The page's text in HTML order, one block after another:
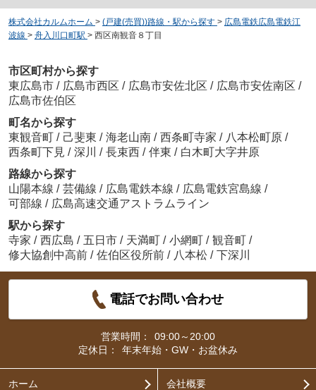
株式会社カルムホーム > (戸建(売買))路線・駅から探す > 広島電鉄広島電鉄江
波線 > 舟入川口町駅 > 西区南観音８丁目
市区町村から探す
東広島市 / 広島市西区 / 広島市安佐北区 / 広島市安佐南区 /
広島市佐伯区
町名から探す
東観音町 / 己斐東 / 海老山南 / 西条町寺家 / 八本松町原 /
西条町下見 / 深川 / 長束西 / 伴東 / 白木町大字井原
路線から探す
山陽本線 / 芸備線 / 広島電鉄本線 / 広島電鉄宮島線 /
可部線 / 広島高速交通アストラムライン
駅から探す
寺家 / 西広島 / 五日市 / 天満町 / 小網町 / 観音町 /
修大協創中高前 / 佐伯区役所前 / 八本松 / 下深川
電話でお問い合わせ
営業時間：
09:00～20:00
定休日：
年末年始・GW・お盆休み
ホーム 会社概要